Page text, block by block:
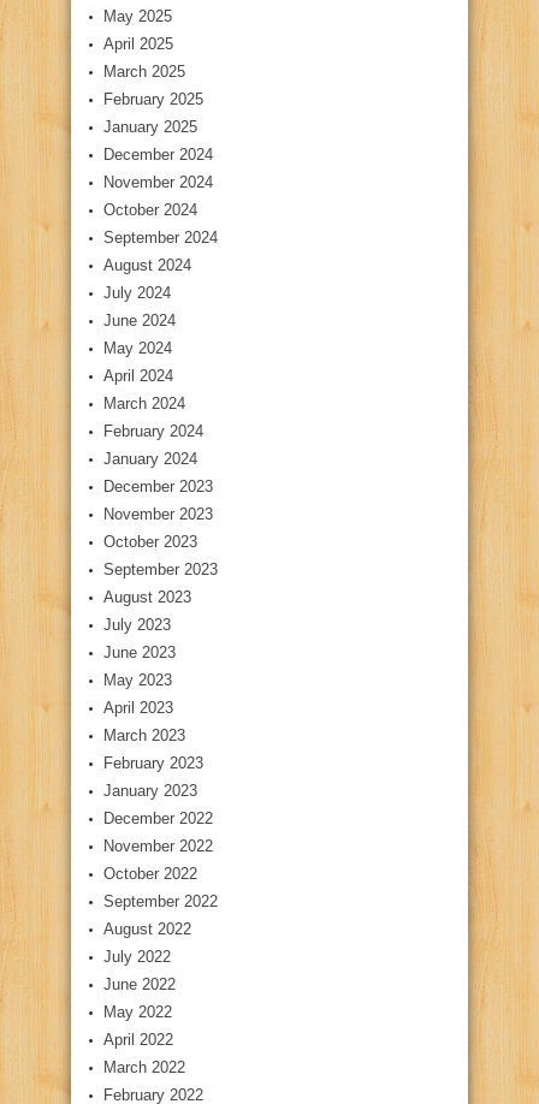
May 2025
April 2025
March 2025
February 2025
January 2025
December 2024
November 2024
October 2024
September 2024
August 2024
July 2024
June 2024
May 2024
April 2024
March 2024
February 2024
January 2024
December 2023
November 2023
October 2023
September 2023
August 2023
July 2023
June 2023
May 2023
April 2023
March 2023
February 2023
January 2023
December 2022
November 2022
October 2022
September 2022
August 2022
July 2022
June 2022
May 2022
April 2022
March 2022
February 2022